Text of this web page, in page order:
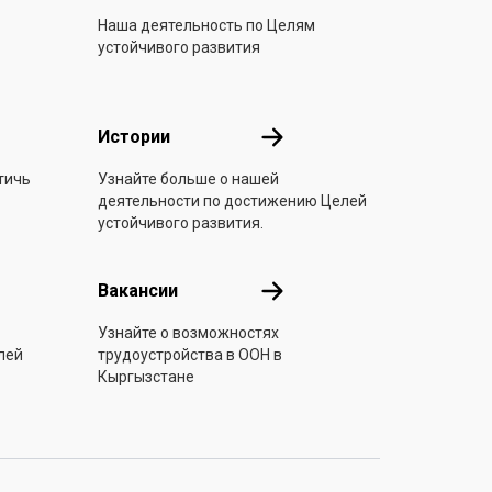
Наша деятельность по Целям
устойчивого развития
Истории Истории
Узнайте больше о нашей
деятельности по достижению Целей
устойчивого развития.
Вакансии Вакансии
Узнайте о возможностях
трудоустройства в ООН в
Кыргызстане